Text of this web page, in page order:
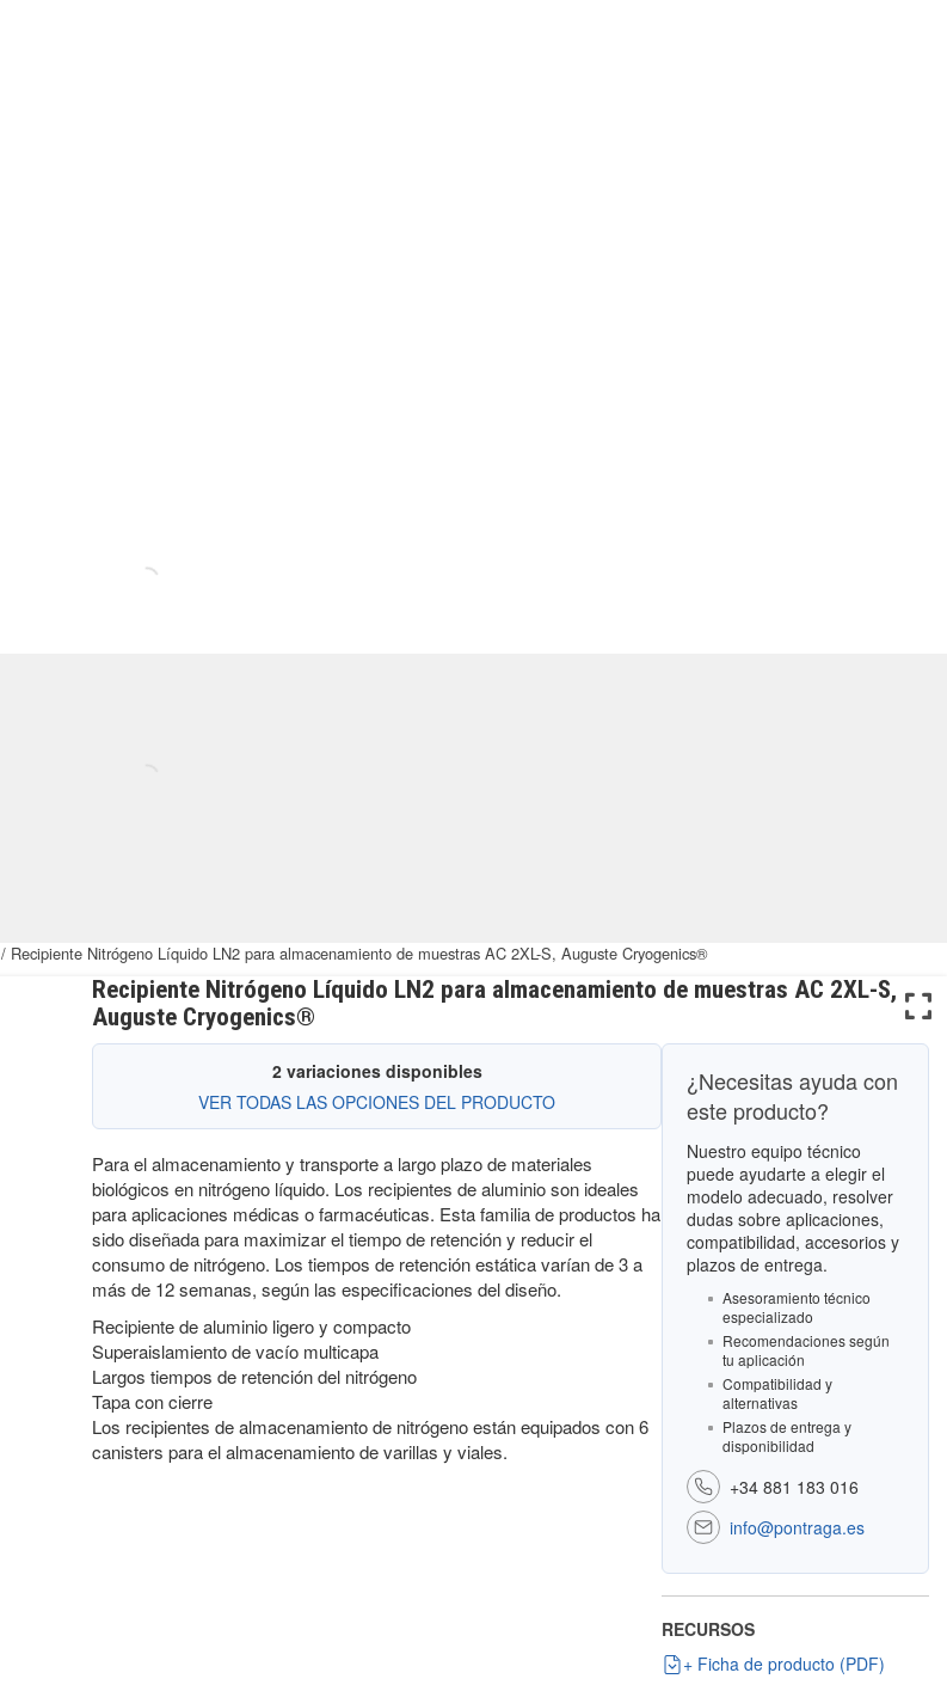
/ Recipiente Nitrógeno Líquido LN2 para almacenamiento de muestras AC 2XL-S, Auguste Cryogenics®
Recipiente Nitrógeno Líquido LN2 para almacenamiento de muestras AC 2XL-S,
Auguste Cryogenics®
2 variaciones disponibles
VER TODAS LAS OPCIONES DEL PRODUCTO
Para el almacenamiento y transporte a largo plazo de materiales
biológicos en nitrógeno líquido. Los recipientes de aluminio son ideales
para aplicaciones médicas o farmacéuticas. Esta familia de productos ha
sido diseñada para maximizar el tiempo de retención y reducir el
consumo de nitrógeno. Los tiempos de retención estática varían de 3 a
más de 12 semanas, según las especificaciones del diseño.
Recipiente de aluminio ligero y compacto
Superaislamiento de vacío multicapa
Largos tiempos de retención del nitrógeno
Tapa con cierre
Los recipientes de almacenamiento de nitrógeno están equipados con 6
canisters para el almacenamiento de varillas y viales.
¿Necesitas ayuda con
este producto?
Nuestro equipo técnico
puede ayudarte a elegir el
modelo adecuado, resolver
dudas sobre aplicaciones,
compatibilidad, accesorios y
plazos de entrega.
Asesoramiento técnico
especializado
Recomendaciones según
tu aplicación
Compatibilidad y
alternativas
Plazos de entrega y
disponibilidad
+34 881 183 016
info@pontraga.es
RECURSOS
+ Ficha de producto (PDF)